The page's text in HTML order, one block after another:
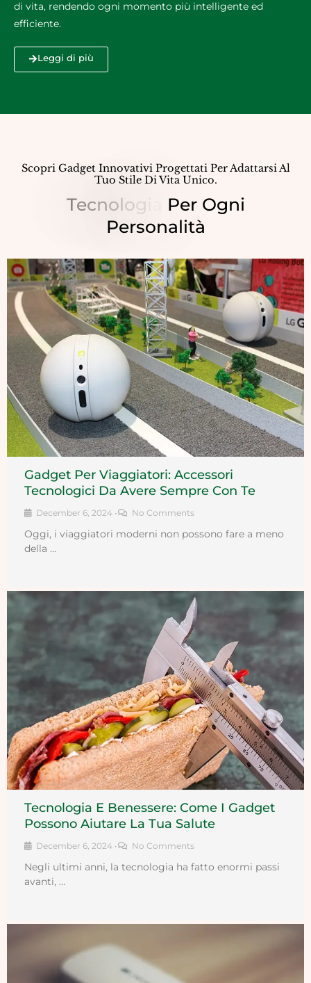
di vita, rendendo ogni momento più intelligente ed
efficiente.
Leggi di più
Scopri Gadget Innovativi Progettati Per Adattarsi Al
Tuo Stile Di Vita Unico.
TECNOLOG PER OGNI
PERSONALITÀ
Gadget Per Viaggiatori: Accessori
Tecnologici Da Avere Sempre Con Te
December 6, 2024 • No Comments
Oggi, i viaggiatori moderni non possono fare a meno
della …
Tecnologia E Benessere: Come I Gadget
Possono Aiutare La Tua Salute
December 6, 2024 • No Comments
Negli ultimi anni, la tecnologia ha fatto enormi passi
avanti, …